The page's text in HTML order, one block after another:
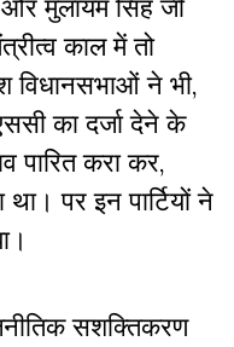
और मुलायम सिंह जी
काल में तो
विधानसभाओं ने भी,
का दर्जा देने के
पारित करा कर,
था। पर इन पार्टियों ने
सशक्तिकरण